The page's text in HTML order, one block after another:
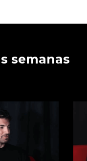
semanas